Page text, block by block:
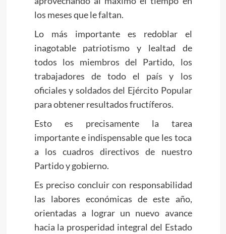
los meses que le faltan.
Lo más importante es redoblar el
inagotable patriotismo y lealtad de
todos los miembros del Partido, los
trabajadores de todo el país y los
oficiales y soldados del Ejército Popular
para obtener resultados fructíferos.
Esto es precisamente la tarea
importante e indispensable que les toca
a los cuadros directivos de nuestro
Partido y gobierno.
Es preciso concluir con responsabilidad
las labores económicas de este año,
orientadas a lograr un nuevo avance
hacia la prosperidad integral del Estado